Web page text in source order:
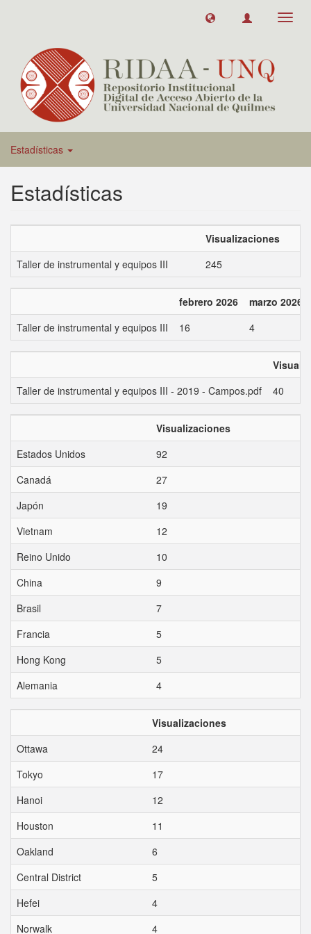
Estadísticas
Estadísticas
Visualizaciones
Taller de instrumental y equipos III
245
febrero 2026
marzo 2026
Taller de instrumental y equipos III
16 4
Taller de instrumental y equipos III - 2019 - Campos.pdf
40
Visualizaciones
Estados Unidos
92
Canadá
27
Japón
19
Vietnam
12
Reino Unido
10
China
9
Brasil
7
Francia
5
Hong Kong
5
Alemania
4
Visualizaciones
Ottawa
24
Tokyo
17
Hanoi
12
Houston
11
Oakland
6
Central District
5
Hefei
4
Norwalk
4